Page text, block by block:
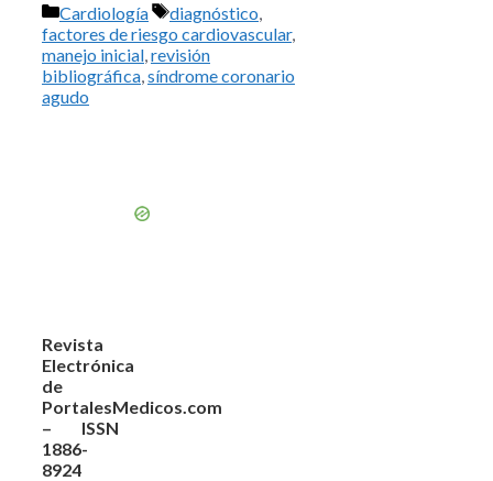
Categorías
Cardiología Etiquetas
diagnóstico,
factores de riesgo cardiovascular,
manejo inicial,revisión
bibliográfica,síndrome coronario
agudo
Revista
Electrónica
de
PortalesMedicos.com
– ISSN
1886-
8924